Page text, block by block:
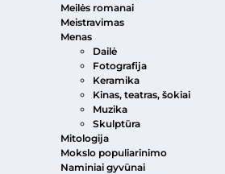
Meilės romanai
Meistravimas
Menas
Dailė
Fotografija
Keramika
Kinas, teatras, šokiai
Muzika
Skulptūra
Mitologija
Mokslo populiarinimo
Naminiai gyvūnai